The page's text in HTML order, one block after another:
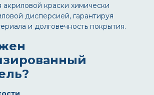
акриловой краски химически
дисперсией, гарантируя
и долговечность покрытия.